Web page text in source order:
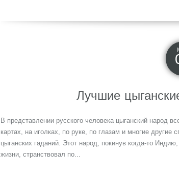
Лучшие
В представлении русского человека цыганский народ
картах, на иголках, по руке, по глазам и многие
цыганских гаданий. Этот народ, покинув когда-то
жизни, странствовал по...